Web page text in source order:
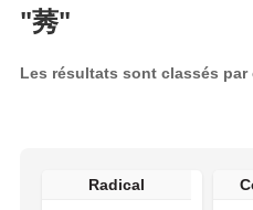
"莠"
Les résultats sont classés
Radical